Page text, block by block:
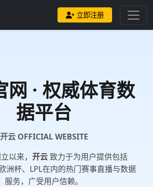
立即注册
网 · 权威体育数
据平台
开云 OFFICIAL WEBSITE
以来， 开云致力于为用户提供包括
洲杯、LPL在内的热门赛事直播与数据
服务，广受用户信赖。